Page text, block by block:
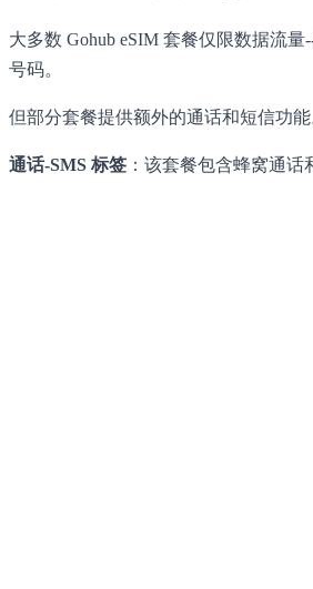
大多数 Gohub eSIM 套餐仅限数据流
号码。
但部分套餐提供额外的通话和短信功
通话-SMS 标签 ：该套餐包含蜂窝通